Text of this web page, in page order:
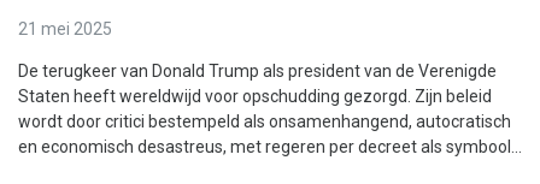
21 mei 2025
De terugkeer van Donald Trump als president van de Verenigde
Staten heeft wereldwijd voor opschudding gezorgd. Zijn beleid
wordt door critici bestempeld als onsamenhangend, autocratisch
en economisch desastreus, met regeren per decreet als symbool...